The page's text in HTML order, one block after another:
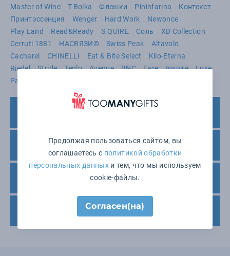
Master of Wine T-Bolka Флешки Pininfarina
Контекст
Принтэссенция
Wenger Hard Work
Newonce
Play Land
Read&Ready S.QUIRE Соль
XD Collection
Cerruti 1881
НАСВЯЗИ© Swiss Peak
Altavolo
Cacharel
CHINELLI Eat & Bite Select
Klio-Eterna
Riedel
Stride Teplo Avenue BNC Fare Inspire
Luxe
Pasabahce
Минимальный заказ
Варианты оплаты
Доставка товара
Продолжая пользоваться сайтом, вы
соглашаетесь с политикой обработки
персональных данныхи тем, что мы используем
cookie-файлы.
Согласен(на)